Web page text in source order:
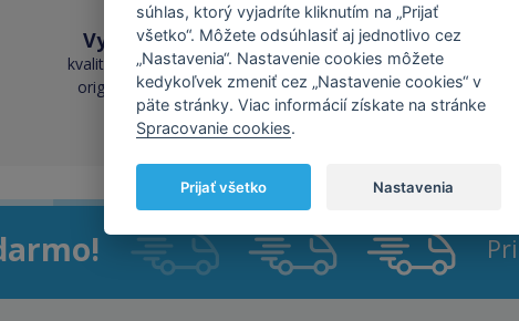
Vysoká kvalita
kvalita je porovnateľná s
originálnymi náplňami
Skladom
všetko
cez 50 000
zásob pre
súhlas, ktorý vyjadríte kliknutím na „Prijať
všetko“. Môžete odsúhlasiť aj jednotlivo cez
„Nastavenia“. Nastavenie cookies môžete
kedykoľvek zmeniť cez „Nastavenie cookies“ v
päte stránky. Viac informácií získate na stránke
Spracovanie cookies.
Prijať všetko Nastavenia